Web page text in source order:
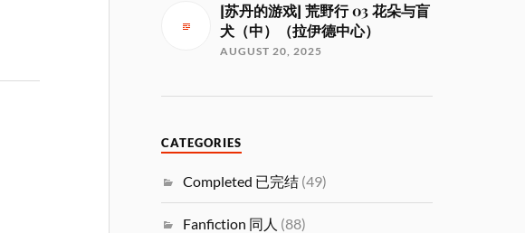
[苏丹的游戏] 荒野行 03 花朵与盲
犬（中）（拉伊德中心）
AUGUST 20, 2025
CATEGORIES
Completed 已完结 (49)
Fanfiction 同人 (88)